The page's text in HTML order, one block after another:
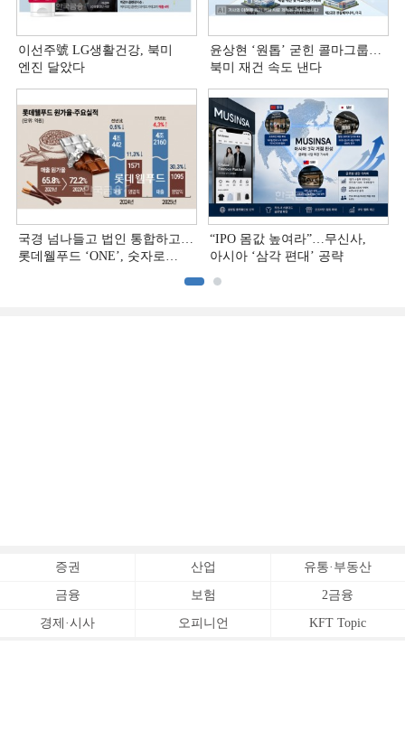
이선주號 LG생활건강, 북미
엔진 달았다
윤상현 ‘원톱ʼ 굳힌 콜마그룹…
북미 재건 속도 낸다
국경 넘나들고 법인 통합하고…
롯데웰푸드 ‘ONE’, 숫자로
“IPO 몸값 높여라”…무신사,
아시아 ‘삼각 편대’ 공략
증권 산업 유통·부동산
금융 보험 2금융
경제·시사 오피니언 KFT Topic